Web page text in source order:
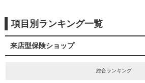
項目別ランキング一覧
来店型保険ショップ
総合ランキング